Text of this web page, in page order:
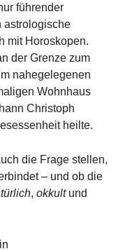
führender
astrologische
mit Horoskopen.
der Grenze zum
nahegelegenen
Wohnhaus
Christoph
heilte.
die Frage stellen,
– und ob die
, okkultund